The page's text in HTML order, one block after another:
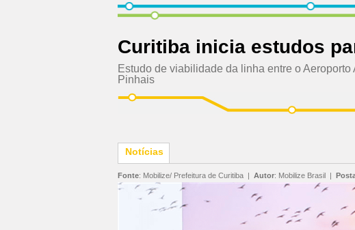
Curitiba inicia estudos
Estudo de viabilidade da linha entre o
Pinhais
Notícias
Fonte: Mobilize/ Prefeitura de Curitiba | Autor: Mobilize Brasil |